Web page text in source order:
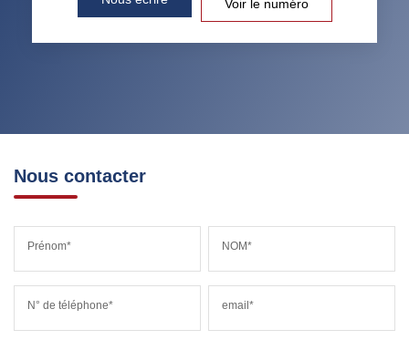
ECOLES ET CRÈCHES
Voir le numéro
Nous contacter
Prénom* NOM*
N° de téléphone* email*